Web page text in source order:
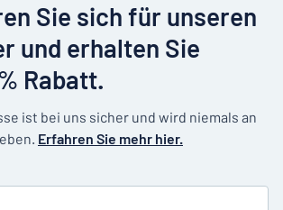
Sie sich für unseren
und erhalten Sie
Rabatt.
ist bei uns sicher und wird niemals an
Erfahren Sie mehr hier.